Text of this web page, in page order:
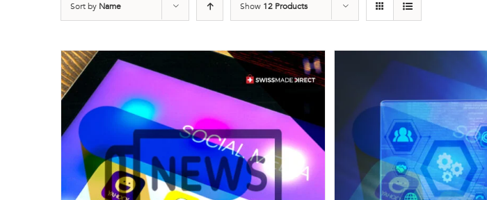
Sort by Name Show 12 Products